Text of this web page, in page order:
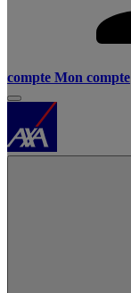
compte Mon compte